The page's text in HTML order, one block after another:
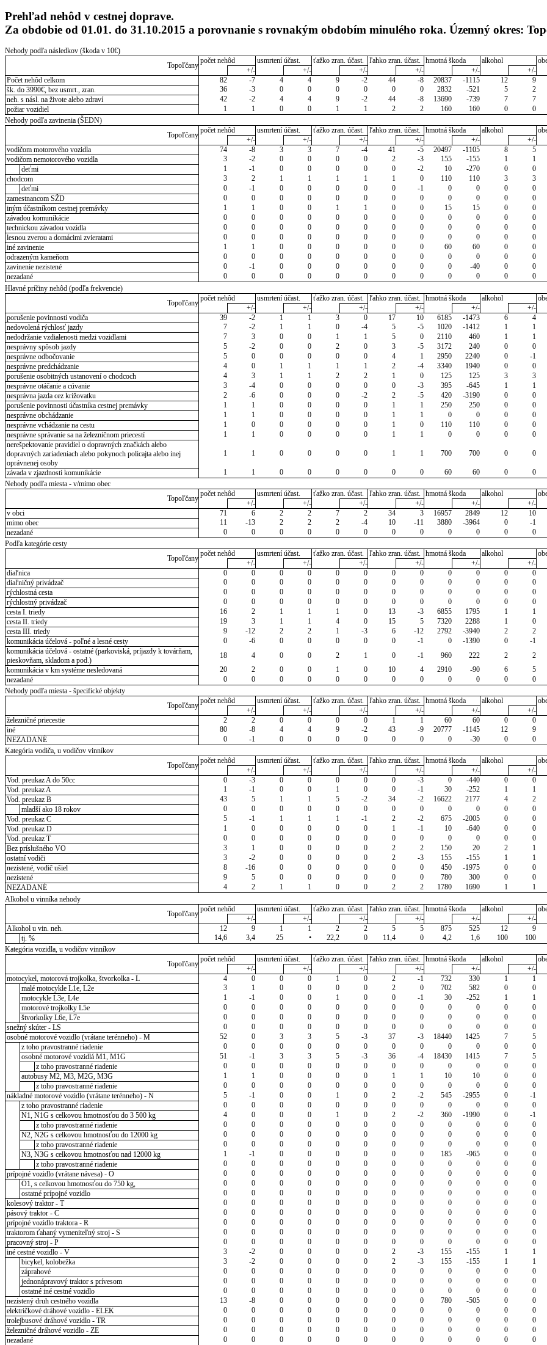
Prehľad nehôd v cestnej doprave.
Za obdobie od 01.01. do 31.10.2015 a porovnanie s rovnakým obdobím minulého roka. Územný okres:
Nehody podľa následkov (škoda v 10€)
Topoľčany
počet nehôd usmrtení účast. ťažko zran. účast. ľahko zran. účast. hmotná škoda alkohol
+/-
+/- +/- +/- +/- +/-
Počet nehôd celkom
82 -7 4 4 9 -2 44 -8 20837 -1115 12 9
šk. do 3990€, bez usmrt., zran.
36 -3 0 0 0 0 0 0 2832 -521 5 2
neh. s násl. na živote alebo zdraví
42 -2 4 4 9 -2 44 -8 13690 -739 7 7
požiar vozidiel
1 1 0 0 1 1 2 2 160 160 0 0
Nehody podľa zavinenia (ŠEDN)
Topoľčany
počet nehôd usmrtení účast. ťažko zran. účast. ľahko zran. účast. hmotná škoda alkohol
+/-
+/- +/- +/- +/- +/-
vodičom motorového vozidla
74 -8 3 3 7 -4 41 -5 20497 -1105 8 5
vodičom nemotorového vozidla
3 -2 0 0 0 0 2 -3 155 -155 1 1
deťmi
1 -1 0 0 0 0 0 -2 10 -270 0 0
chodcom
3 2 1 1 1 1 1 0 110 110 3 3
deťmi
0 -1 0 0 0 0 0 -1 0 0 0 0
zamestnancom SŽD
0 0 0 0 0 0 0 0 0 0 0 0
iným účastníkom cestnej premávky
1 1 0 0 1 1 0 0 15 15 0 0
závadou komunikácie
0 0 0 0 0 0 0 0 0 0 0 0
technickou závadou vozidla
0 0 0 0 0 0 0 0 0 0 0 0
lesnou zverou a domácimi zvieratami
0 0 0 0 0 0 0 0 0 0 0 0
iné zavinenie
1 1 0 0 0 0 0 0 60 60 0 0
odrazeným kameňom
0 0 0 0 0 0 0 0 0 0 0 0
zavinenie nezistené
0 -1 0 0 0 0 0 0 0 -40 0 0
nezadané
0 0 0 0 0 0 0 0 0 0 0 0
Hlavné príčiny nehôd (podľa frekvencie)
Topoľčany
počet nehôd usmrtení účast. ťažko zran. účast. ľahko zran. účast. hmotná škoda alkohol
+/-
+/- +/- +/- +/- +/-
porušenie povinnosti vodiča
39 -2 1 1 3 0 17 10 6185 -1473 6 4
nedovolená rýchlosť jazdy
7 -2 1 1 0 -4 5 -5 1020 -1412 1 1
nedodržanie vzdialenosti medzi vozidlami
7 3 0 0 1 1 5 0 2110 460 1 1
nesprávny spôsob jazdy
5 -2 0 0 2 0 3 -5 3172 240 0 0
nesprávne odbočovanie
5 0 0 0 0 0 4 1 2950 2240 0 -1
nesprávne predchádzanie
4 0 1 1 1 1 2 -4 3340 1940 0 0
porušenie osobitných ustanovení o chodcoch
4 3 1 1 2 2 1 0 125 125 3 3
nesprávne otáčanie a cúvanie
3 -4 0 0 0 0 0 -3 395 -645 1 1
nesprávna jazda cez križovatku
2 -6 0 0 0 -2 2 -5 420 -3190 0 0
porušenie povinnosti účastníka cestnej premávky
1 1 0 0 0 0 1 1 250 250 0 0
nesprávne obchádzanie
1 1 0 0 0 0 1 1 0 0 0 0
nesprávne vchádzanie na cestu
1 0 0 0 0 0 1 0 110 110 0 0
nesprávne správanie sa na železničnom priecestí
1 1 0 0 0 0 1 1 0 0 0 0
nerešpektovanie pravidiel o dopravných značkách alebo
dopravných zariadeniach alebo pokynoch policajta alebo inej
oprávnenej osoby
1 1 0 0 0 0 1 1 700 700 0 0
závada v zjazdnosti komunikácie 1 1 0 0 0 0 0 0 60 60 0 0
Nehody podľa miesta - v/mimo obec
Topoľčany
počet nehôd usmrtení účast. ťažko zran. účast. ľahko zran. účast. hmotná škoda alkohol
+/-
+/- +/- +/- +/- +/-
v obci
71 6 2 2 7 2 34 3 16957 2849 12 10
mimo obec
11 -13 2 2 2 -4 10 -11 3880 -3964 0 -1
nezadané
0 0 0 0 0 0 0 0 0 0 0 0
Podľa kategórie cesty
Topoľčany
počet nehôd usmrtení účast. ťažko zran. účast. ľahko zran. účast. hmotná škoda alkohol
+/-
+/- +/- +/- +/- +/-
diaľnica
0 0 0 0 0 0 0 0 0 0 0 0
diaľničný privádzač
0 0 0 0 0 0 0 0 0 0 0 0
rýchlostná cesta
0 0 0 0 0 0 0 0 0 0 0 0
rýchlostný privádzač
0 0 0 0 0 0 0 0 0 0 0 0
cesta I. triedy
16 2 1 1 1 0 13 -3 6855 1795 1 1
cesta II. triedy
19 3 1 1 4 0 15 5 7320 2288 1 0
cesta III. triedy
9 -12 2 2 1 -3 6 -12 2792 -3940 2 2
komunikácia účelová - poľné a lesné cesty
0 -6 0 0 0 0 0 -1 0 -1390 0 -1
komunikácia účelová - ostatné (parkoviská, príjazdy k továrňam,
pieskovňam, skladom a pod.)
18 4 0 0 2 1 0 -1 960 222 2 2
komunikácia v km systéme nesledovaná
20 2 0 0 1 0 10 4 2910 -90 6 5
nezadané
0 0 0 0 0 0 0 0 0 0 0 0
Nehody podľa miesta - špecifické objekty
Topoľčany
počet nehôd usmrtení účast. ťažko zran. účast. ľahko zran. účast. hmotná škoda alkohol
+/-
+/- +/- +/- +/- +/-
železničné priecestie
2 2 0 0 0 0 1 1 60 60 0 0
iné
80 -8 4 4 9 -2 43 -9 20777 -1145 12 9
NEZADANÉ
0 -1 0 0 0 0 0 0 0 -30 0 0
Kategória vodiča, u vodičov vinníkov
Topoľčany
počet nehôd usmrtení účast. ťažko zran. účast. ľahko zran. účast. hmotná škoda alkohol
+/-
+/- +/- +/- +/- +/-
Vod. preukaz A do 50cc
0 -3 0 0 0 0 0 -3 0 -440 0 0
Vod. preukaz A
1 -1 0 0 1 0 0 -1 30 -252 1 1
Vod. preukaz B
43 5 1 1 5 -2 34 -2 16622 2177 4 2
mladší ako 18 rokov
0 0 0 0 0 0 0 0 0 0 0 0
Vod. preukaz C
5 -1 1 1 1 -1 2 -2 675 -2005 0 0
Vod. preukaz D
1 0 0 0 0 0 1 -1 10 -640 0 0
Vod. preukaz T
0 0 0 0 0 0 0 0 0 0 0 0
Bez príslušného VO
3 1 0 0 0 0 2 2 150 20 2 1
ostatní vodiči
3 -2 0 0 0 0 2 -3 155 -155 1 1
nezistené, vodič ušiel
8 -16 0 0 0 0 0 0 450 -1975 0 0
nezistené
9 5 0 0 0 0 0 0 780 300 0 0
NEZADANÉ
4 2 1 1 0 0 2 2 1780 1690 1 1
Alkohol u vinníka nehody
Topoľčany
počet nehôd usmrtení účast. ťažko zran. účast. ľahko zran. účast. hmotná škoda alkohol
+/-
+/- +/- +/- +/- +/-
Alkohol u vin. neh.
12 9 1 1 2 2 5 5 875 525 12 9
tj. %
14,6 3,4 25 • 22,2 0 11,4 0 4,2 1,6 100 100
Kategória vozidla, u vodičov vinníkov
Topoľčany
počet nehôd usmrtení účast. ťažko zran. účast. ľahko zran. účast. hmotná škoda alkohol
+/-
+/- +/- +/- +/- +/-
motocykel, motorová trojkolka, štvorkolka - L
4 0 0 0 1 0 2 -1 732 330 1 1
malé motocykle L1e, L2e
3 1 0 0 0 0 2 0 702 582 0 0
motocykle L3e, L4e
1 -1 0 0 1 0 0 -1 30 -252 1 1
motorové trojkolky L5e
0 0 0 0 0 0 0 0 0 0 0 0
štvorkolky L6e, L7e
0 0 0 0 0 0 0 0 0 0 0 0
snežný skúter - LS
0 0 0 0 0 0 0 0 0 0 0 0
osobné motorové vozidlo (vrátane terénneho) - M
52 0 3 3 5 -3 37 -3 18440 1425 7 5
z toho pravostranné riadenie
0 0 0 0 0 0 0 0 0 0 0 0
osobné motorové vozidlá M1, M1G
51 -1 3 3 5 -3 36 -4 18430 1415 7 5
z toho pravostranné riadenie
0 0 0 0 0 0 0 0 0 0 0 0
autobusy M2, M3, M2G, M3G
1 1 0 0 0 0 1 1 10 10 0 0
z toho pravostranné riadenie
0 0 0 0 0 0 0 0 0 0 0 0
nákladné motorové vozidlo (vrátane terénneho) - N
5 -1 0 0 1 0 2 -2 545 -2955 0 -1
z toho pravostranné riadenie
0 0 0 0 0 0 0 0 0 0 0 0
N1, N1G s celkovou hmotnosťou do 3 500 kg
4 0 0 0 1 0 2 -2 360 -1990 0 -1
z toho pravostranné riadenie
0 0 0 0 0 0 0 0 0 0 0 0
N2, N2G s celkovou hmotnosťou do 12000 kg
0 0 0 0 0 0 0 0 0 0 0 0
z toho pravostranné riadenie
0 0 0 0 0 0 0 0 0 0 0 0
N3, N3G s celkovou hmotnosťou nad 12000 kg
1 -1 0 0 0 0 0 0 185 -965 0 0
z toho pravostranné riadenie
0 0 0 0 0 0 0 0 0 0 0 0
prípojné vozidlo (vrátane návesa) - O
0 0 0 0 0 0 0 0 0 0 0 0
O1, s celkovou hmotnosťou do 750 kg,
0 0 0 0 0 0 0 0 0 0 0 0
ostatné prípojné vozidlo
0 0 0 0 0 0 0 0 0 0 0 0
kolesový traktor - T
0 0 0 0 0 0 0 0 0 0 0 0
pásový traktor - C
0 0 0 0 0 0 0 0 0 0 0 0
prípojné vozidlo traktora - R
0 0 0 0 0 0 0 0 0 0 0 0
traktorom ťahaný vymeniteľný stroj - S
0 0 0 0 0 0 0 0 0 0 0 0
pracovný stroj - P
0 0 0 0 0 0 0 0 0 0 0 0
iné cestné vozidlo - V
3 -2 0 0 0 0 2 -3 155 -155 1 1
bicykel, kolobežka
3 -2 0 0 0 0 2 -3 155 -155 1 1
záprahové
0 0 0 0 0 0 0 0 0 0 0 0
jednonápravový traktor s prívesom
0 0 0 0 0 0 0 0 0 0 0 0
ostatné iné cestné vozidlo
0 0 0 0 0 0 0 0 0 0 0 0
nezistený druh cestného vozidla
13 -8 0 0 0 0 0 0 780 -505 0 0
električkové dráhové vozidlo - ELEK
0 0 0 0 0 0 0 0 0 0 0 0
trolejbusové dráhové vozidlo - TR
0 0 0 0 0 0 0 0 0 0 0 0
železničné dráhové vozidlo - ZE
0 0 0 0 0 0 0 0 0 0 0 0
nezadané
0 0 0 0 0 0 0 0 0 0 0 0